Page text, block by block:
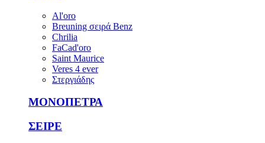
Al'oro
Breuning σειρά Benz
Chrilia
FaCad'oro
Saint Maurice
Veres 4 ever
Στεργιάδης
ΜΟΝΟΠΕΤΡΑ
ΣΕΙΡΕ